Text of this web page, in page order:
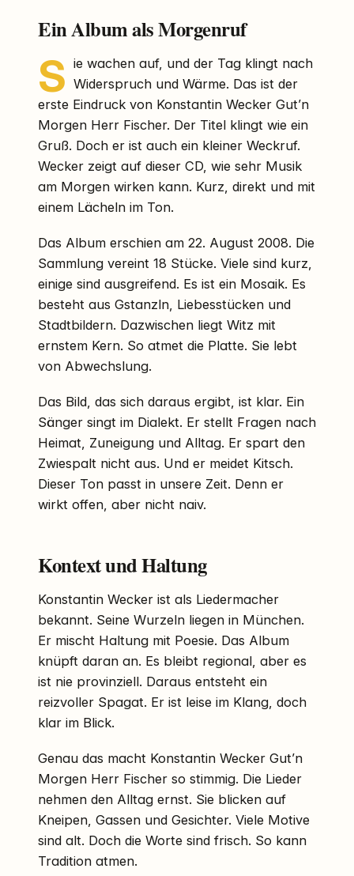
Ein Album als Morgenruf
S ie wachen auf, und der Tag klingt nach
Widerspruch und Wärme. Das ist der
erste Eindruck von Konstantin Wecker Gut’n
Morgen Herr Fischer. Der Titel klingt wie ein
Gruß. Doch er ist auch ein kleiner Weckruf.
Wecker zeigt auf dieser CD, wie sehr Musik
am Morgen wirken kann. Kurz, direkt und mit
einem Lächeln im Ton.
Das Album erschien am 22. August 2008. Die
Sammlung vereint 18 Stücke. Viele sind kurz,
einige sind ausgreifend. Es ist ein Mosaik. Es
besteht aus Gstanzln, Liebesstücken und
Stadtbildern. Dazwischen liegt Witz mit
ernstem Kern. So atmet die Platte. Sie lebt
von Abwechslung.
Das Bild, das sich daraus ergibt, ist klar. Ein
Sänger singt im Dialekt. Er stellt Fragen nach
Heimat, Zuneigung und Alltag. Er spart den
Zwiespalt nicht aus. Und er meidet Kitsch.
Dieser Ton passt in unsere Zeit. Denn er
wirkt offen, aber nicht naiv.
Kontext und Haltung
Konstantin Wecker ist als Liedermacher
bekannt. Seine Wurzeln liegen in München.
Er mischt Haltung mit Poesie. Das Album
knüpft daran an. Es bleibt regional, aber es
ist nie provinziell. Daraus entsteht ein
reizvoller Spagat. Er ist leise im Klang, doch
klar im Blick.
Genau das macht Konstantin Wecker Gut’n
Morgen Herr Fischer so stimmig. Die Lieder
nehmen den Alltag ernst. Sie blicken auf
Kneipen, Gassen und Gesichter. Viele Motive
sind alt. Doch die Worte sind frisch. So kann
Tradition atmen.